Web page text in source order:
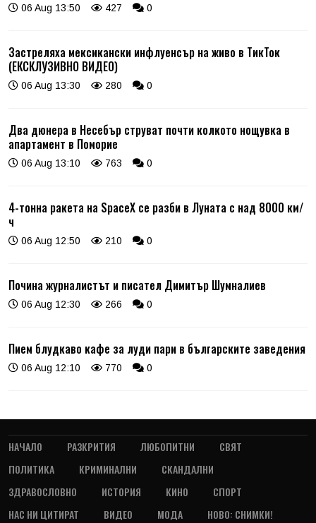
06 Aug 13:50 427 0
Застреляха мексикански инфлуенсър на живо в ТикТок
(ЕКСКЛУЗИВНО ВИДЕО)
06 Aug 13:30 280 0
Два дюнера в Несебър струват почти колкото нощувка в
апартамент в Поморие
06 Aug 13:10 763 0
4-тонна ракета на SpaceX се разби в Луната с над 8000 км/
ч
06 Aug 12:50 210 0
Почина журналистът и писател Димитър Шумналиев
06 Aug 12:30 266 0
Пием блудкаво кафе за луди пари в българските заведения
06 Aug 12:10 770 0
НАЧАЛО РАЗКРИТИЯ ЛЮБОПИТНИ
СВЯТ
ПОЛИТИКА
КРИМИНАЛНИ
СКАНДАЛНИ
ЗДРАВОСЛОВНО
ИСТОРИЯ КИНО
СПОРТ
НАС НИ ЦИТИРАТ
ВИДЕО МОДА НОВО: СНИМКИ!